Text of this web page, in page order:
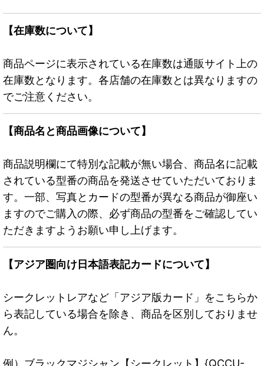
【在庫数について】
商品ページに表示されている在庫数は通販サイト上の
在庫数となります。各店舗の在庫数とは異なりますの
でご注意ください。
【商品名と商品画像について】
商品説明欄にて特別な記載が無い場合、商品名に記載
されている型番の商品を発送させていただいておりま
す。一部、写真とカードの型番が異なる商品が御座い
ますのでご購入の際、必ず商品の型番をご確認してい
ただきますようお願い申し上げます。
【アジア圏向け日本語表記カードについて】
シークレットレアなど「アジア版カード」をこちらか
ら表記している場合を除き、商品を区別しておりませ
ん。
例）ブラックマジシャン【シークレット】{QCCU-